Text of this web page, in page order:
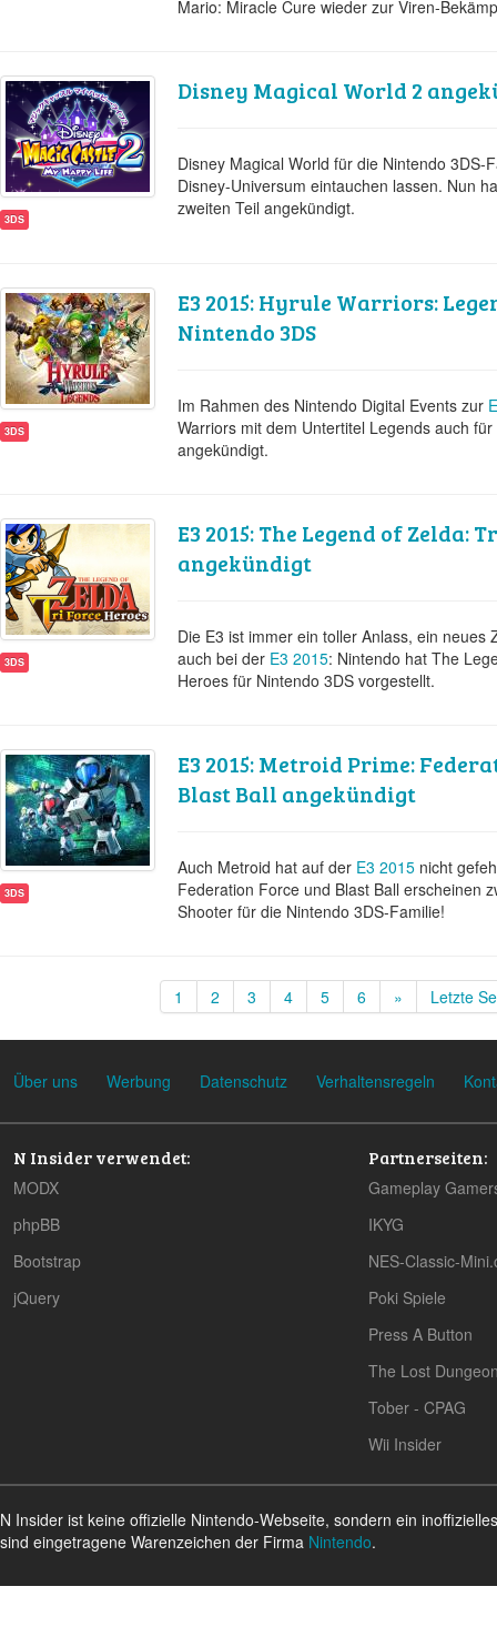
Mario: Miracle Cure wieder zur Viren-
3DS
Disney Magical World 2
Disney Magical World für die Nintendo 3DS-
Disney-Universum eintauchen lassen. Nun
zweiten Teil angekündigt.
3DS
E3 2015: Hyrule Warriors:
Nintendo 3DS
Im Rahmen des Nintendo Digital Events zur
Warriors mit dem Untertitel Legends auch
angekündigt.
3DS
E3 2015: The Legend of Zelda:
angekündigt
Die E3 ist immer ein toller Anlass, ein neues
auch bei der E3 2015: Nintendo hat The
Heroes für Nintendo 3DS vorgestellt.
3DS
E3 2015: Metroid Prime:
Blast Ball angekündigt
Auch Metroid hat auf der E3 2015 nicht
Federation Force und Blast Ball erscheinen
Shooter für die Nintendo 3DS-Familie!
1 2 3 4 5 6 » Letzte
Über uns Werbung Datenschutz Verhaltensregeln
N Insider verwendet:
MODX
phpBB
Bootstrap
jQuery
Partnerseiten:
Gameplay
IKYG
NES-Classic-
Poki Spiele
Press A Button
The Lost
Tober - CPAG
Wii Insider
N Insider ist keine offizielle Nintendo-Webseite, sondern ein
sind eingetragene Warenzeichen der Firma Nintendo.